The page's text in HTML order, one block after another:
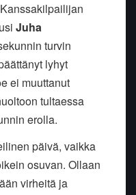
Juha
turvin
lyhyt
ei muuttanut
tultaessa
erolla.
päivä, vaikka
osuvan. Ollaan
virheitä ja